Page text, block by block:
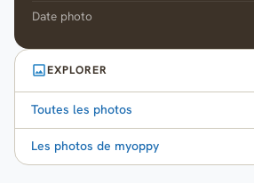
Date photo
EXPLORER
Toutes les photos
Les photos de myoppy